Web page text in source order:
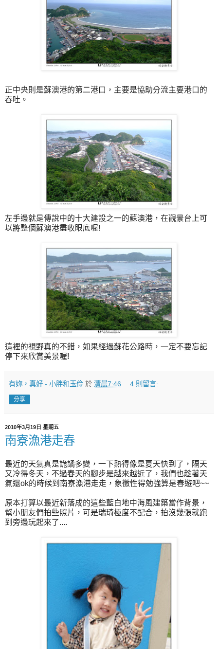
正中央則是蘇澳港的第二港口，主要是協助分流主要港口的
吞吐。
左手邊就是傳說中的十大建設之一的蘇澳港，在觀景台上可
以將整個蘇澳港盡收眼底喔!
這裡的視野真的不錯，如果經過蘇花公路時，一定不要忘記
停下來欣賞美景喔!
有妳，真好 - 小胖和玉伶 於 清晨7:46 4 則留言:
分享
2010年3月19日 星期五
南寮漁港走春
最近的天氣真是詭譎多變，一下熱得像是夏天快到了，隔天
又冷得冬天，不過春天的腳步是越來越近了，我們也趁著天
氣還ok的時候到南寮漁港走走，象徵性得勉強算是春遊吧~~
原本打算以最近新落成的這些藍白地中海風建築當作背景，
幫小朋友們拍些照片，可是瑞琦極度不配合，拍沒幾張就跑
到旁邊玩起來了....